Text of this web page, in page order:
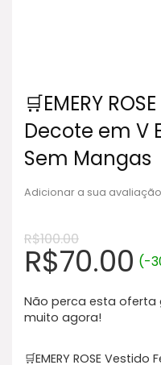
🛒EMERY
Decote em V
Sem Mangas
Adicionar a sua avaliação
R$100.00
R$70.00 (-
Não perca esta oferta
muito agora!​
🛒EMERY ROSE